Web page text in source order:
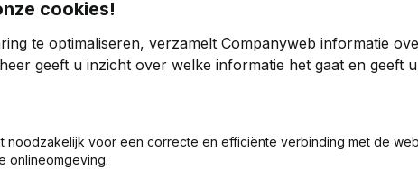
€112.103 23,67%
253.394 26,73% €199.944 23,97%
cookies!
te optimaliseren, verzamelt Companyweb informatie
geeft u inzicht over welke informatie het gaat en geeft
noodzakelijk voor een correcte en efficiënte verbinding met de
onlineomgeving.